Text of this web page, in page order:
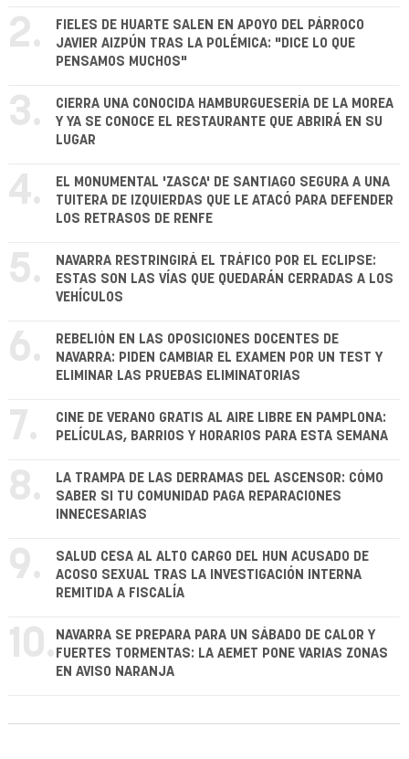
2.
FIELES DE HUARTE SALEN EN APOYO DEL PÁRROCO
JAVIER AIZPÚN TRAS LA POLÉMICA: "DICE LO QUE
PENSAMOS MUCHOS"
3.
CIERRA UNA CONOCIDA HAMBURGUESERÍA DE LA MOREA
Y YA SE CONOCE EL RESTAURANTE QUE ABRIRÁ EN SU
LUGAR
4.
EL MONUMENTAL 'ZASCA' DE SANTIAGO SEGURA A UNA
TUITERA DE IZQUIERDAS QUE LE ATACÓ PARA DEFENDER
LOS RETRASOS DE RENFE
5.
NAVARRA RESTRINGIRÁ EL TRÁFICO POR EL ECLIPSE:
ESTAS SON LAS VÍAS QUE QUEDARÁN CERRADAS A LOS
VEHÍCULOS
6.
REBELIÓN EN LAS OPOSICIONES DOCENTES DE
NAVARRA: PIDEN CAMBIAR EL EXAMEN POR UN TEST Y
ELIMINAR LAS PRUEBAS ELIMINATORIAS
7.
CINE DE VERANO GRATIS AL AIRE LIBRE EN PAMPLONA:
PELÍCULAS, BARRIOS Y HORARIOS PARA ESTA SEMANA
8.
LA TRAMPA DE LAS DERRAMAS DEL ASCENSOR: CÓMO
SABER SI TU COMUNIDAD PAGA REPARACIONES
INNECESARIAS
9.
SALUD CESA AL ALTO CARGO DEL HUN ACUSADO DE
ACOSO SEXUAL TRAS LA INVESTIGACIÓN INTERNA
REMITIDA A FISCALÍA
10. NAVARRA SE PREPARA PARA UN SÁBADO DE CALOR Y
FUERTES TORMENTAS: LA AEMET PONE VARIAS ZONAS
EN AVISO NARANJA